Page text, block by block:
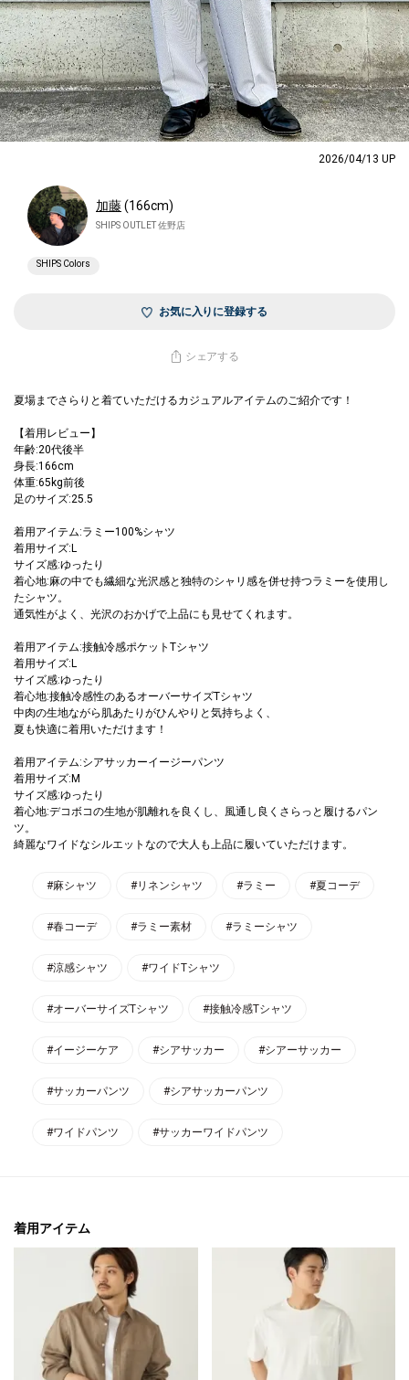
2026/04/13 UP
加藤(166cm)
SHIPS OUTLET 佐野店
SHIPS Colors
お気に入りに登録する
シェアする
夏場までさらりと着ていただけるカジュアルアイテムのご紹介です！
【着用レビュー】
年齢:20代後半
身長:166cm
体重:65kg前後
足のサイズ:25.5
着用アイテム:ラミー100%シャツ
着用サイズ:L
サイズ感:ゆったり
着心地:麻の中でも繊細な光沢感と独特のシャリ感を併せ持つラミーを使用し
たシャツ。
通気性がよく、光沢のおかげで上品にも見せてくれます。
着用アイテム:接触冷感ポケットTシャツ
着用サイズ:L
サイズ感:ゆったり
着心地:接触冷感性のあるオーバーサイズTシャツ
中肉の生地ながら肌あたりがひんやりと気持ちよく、
夏も快適に着用いただけます！
着用アイテム:シアサッカーイージーパンツ
着用サイズ:M
サイズ感:ゆったり
着心地:デコボコの生地が肌離れを良くし、風通し良くさらっと履けるパン
ツ。
綺麗なワイドなシルエットなので大人も上品に履いていただけます。
#麻シャツ #リネンシャツ #ラミー #夏コーデ
#春コーデ #ラミー素材 #ラミーシャツ
#涼感シャツ #ワイドTシャツ
#オーバーサイズTシャツ #接触冷感Tシャツ
#イージーケア #シアサッカー #シアーサッカー
#サッカーパンツ #シアサッカーパンツ
#ワイドパンツ #サッカーワイドパンツ
着用アイテム